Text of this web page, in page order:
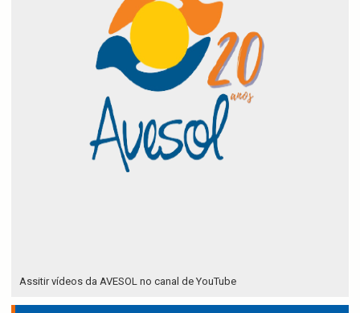
Assitir vídeos da AVESOL no canal de YouTube